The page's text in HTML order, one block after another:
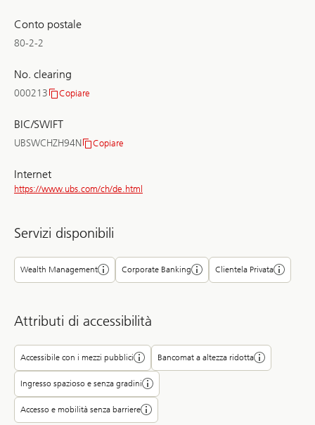
Conto postale
80-2-2
No. clearing
000213
Copiare
BIC/SWIFT
UBSWCHZH94N
Copiare
Internet
https://www.ubs.com/ch/de.html
Servizi disponibili
Wealth Management Corporate Banking Clientela Privata
Attributi di accessibilità
Accessibile con i mezzi pubblici Bancomat a altezza ridotta
Ingresso spazioso e senza gradini
Accesso e mobilità senza barriere